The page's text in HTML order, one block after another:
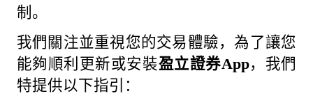
制。
我們關注並重視您的交易體驗，為了讓您
能夠順利更新或安裝盈立證券App，我們
特提供以下指引：